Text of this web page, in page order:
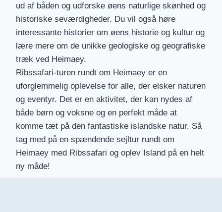
ud af båden og udforske øens naturlige skønhed og
historiske seværdigheder. Du vil også høre
interessante historier om øens historie og kultur og
lære mere om de unikke geologiske og geografiske
træk ved Heimaey.
Ribssafari-turen rundt om Heimaey er en
uforglemmelig oplevelse for alle, der elsker naturen
og eventyr. Det er en aktivitet, der kan nydes af
både børn og voksne og en perfekt måde at
komme tæt på den fantastiske islandske natur. Så
tag med på en spændende sejltur rundt om
Heimaey med Ribssafari og oplev Island på en helt
ny måde!